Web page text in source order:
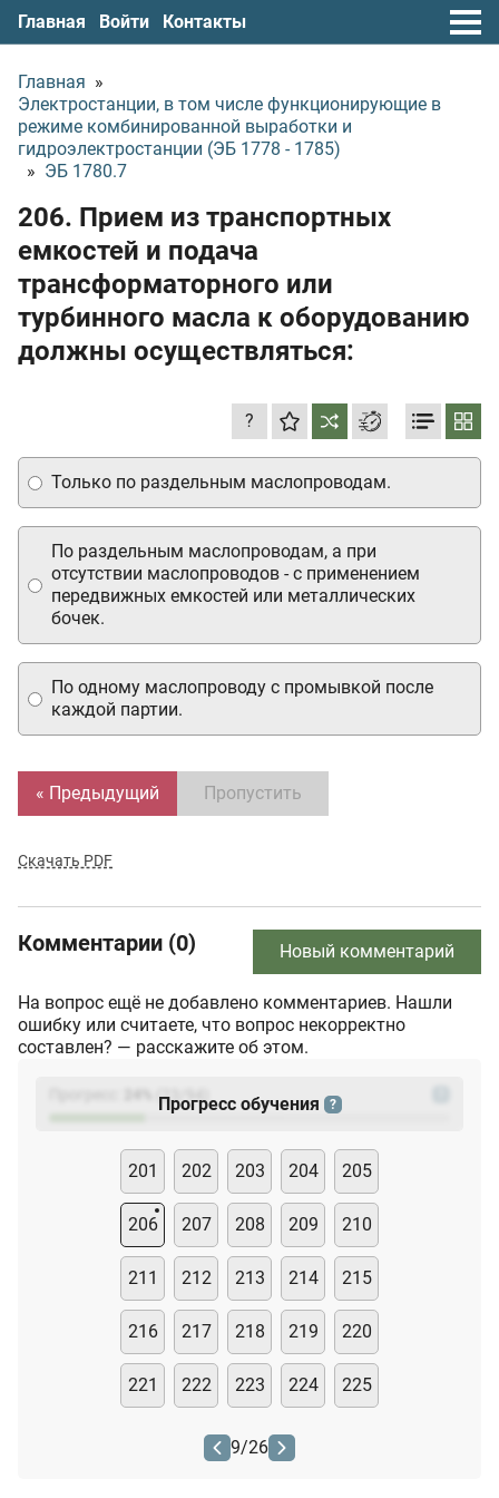
Главная Войти Контакты
Главная »
Электростанции, в том числе функционирующие в
режиме комбинированной выработки и
гидроэлектростанции (ЭБ 1778 - 1785)
» ЭБ 1780.7
206. Прием из транспортных
емкостей и подача
трансформаторного или
турбинного масла к оборудованию
должны осуществляться:
?
По раздельным маслопроводам, а при
отсутствии маслопроводов - с применением
передвижных емкостей или металлических
бочек.
По одному маслопроводу с промывкой после
каждой партии.
Только по раздельным маслопроводам.
« Предыдущий Пропустить
Скачать PDF
Комментарии (0) Новый комментарий
На вопрос ещё не добавлено комментариев. Нашли
ошибку или считаете, что вопрос некорректно
составлен? — расскажите об этом.
(23
Прогресс обучения ?
201 202 203 204 205
206 207 208 209 210
211 212 213 214 215
216 217 218 219 220
221 222 223 224 225
9/26